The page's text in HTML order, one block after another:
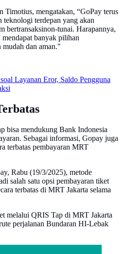
mengatakan, “GoPay terus
terdepan yang akan
bertransaksinon-tunai. Harapannya,
banyak pilihan
mudah dan aman."
Layanan Eror, Saldo Pengguna
bisa mendukung Bank Indonesia
Sebagai informasi, Gopay juga
terbatas pembayaran MRT
Rabu (19/3/2025), metode
salah satu opsi pembayaran tiket
terbatas di MRT Jakarta selama
melalui QRIS Tap di MRT Jakarta
perjalanan Bundaran HI-Lebak